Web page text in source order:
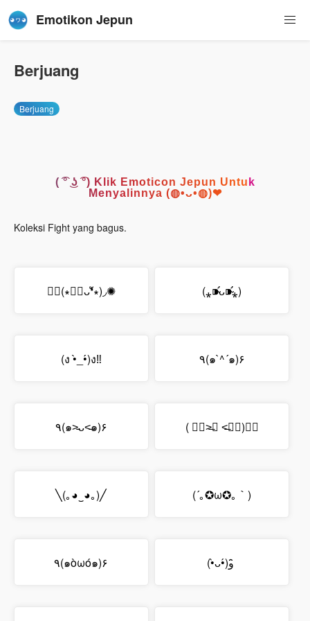
Emotikon Jepun
Berjuang
Berjuang
( ͡° ͜ʖ ͡°) Klik Emoticon Jepun Untuk
Menyalinnya (◍•ᴗ•◍)❤
Koleksi Fight yang bagus.
✺◟(∗❛ัᴗ❛ั∗)◞✺ (⁎⁍̴̛ᴗ⁍̴̛⁎)
(ง •̀_•́)ง‼ ٩(๑`^´๑)۶
٩(๑˃̵ᴗ˂̵๑)۶ ( ๑॔˃̶◡ ˂̶๑॓)◞♡
╲(｡◕‿◕｡)╱ (´｡✪ω✪｡｀)
٩(๑òωó๑)۶